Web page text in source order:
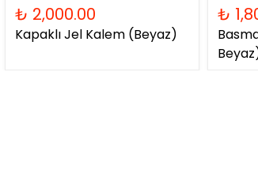
₺ 2,000.00
Kapaklı Jel Kalem (Beyaz)
₺